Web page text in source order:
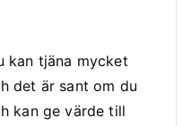
kan tjäna mycket
det är sant om du
kan ge värde till